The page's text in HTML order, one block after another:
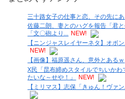
三十路女子の仕事と恋、その先に
佐藤二朗、妻とのハグを報告「君
「文〇砲より...
NEW!
【ニンジャスレイヤーネタ】オボ
NEW!
【画像】福原遥さん、意外とあるｗ
X民「昆布締めスタイルでちいか
たいな～せや！」
NEW!
【ミリマス】志保「きゅん！ヴァ